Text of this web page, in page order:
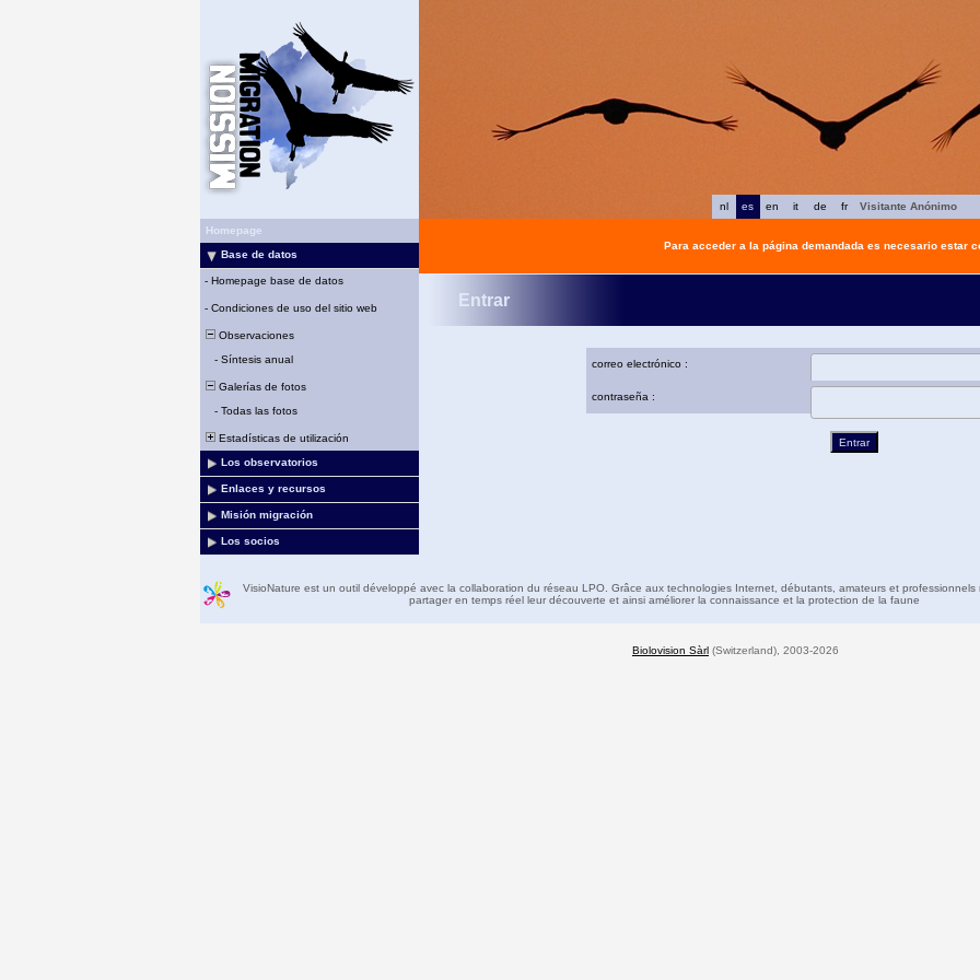
fr
de
it
en
es
nl
Visitante Anónimo
Homepage
Base de datos
- Homepage base de datos
- Condiciones de uso del sitio web
Observaciones
- Síntesis anual
Galerías de fotos
- Todas las fotos
Estadísticas de utilización
Los observatorios
Enlaces y recursos
Misión migración
Los socios
Para acceder a la página demandada es necesario estar
Entrar
correo electrónico :
contraseña :
VisioNature est un outil développé avec la collaboration du réseau LPO. Grâce aux technologies Internet, débutants, amateurs et professionnels
partager en temps réel leur découverte et ainsi améliorer la connaissance et la protection de la faune
Biolovision Sàrl (Switzerland), 2003-2026